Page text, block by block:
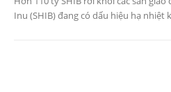
Inu (SHIB) đang có dấu hiệu hạ nhiệt